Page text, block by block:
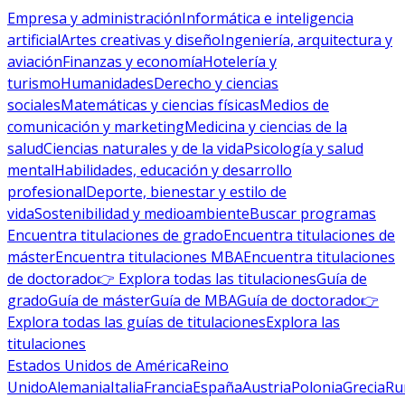
Empresa y administraciónInformática e inteligencia
artificialArtes creativas y diseñoIngeniería, arquitectura y
aviaciónFinanzas y economíaHotelería y
turismoHumanidadesDerecho y ciencias
socialesMatemáticas y ciencias físicasMedios de
comunicación y marketingMedicina y ciencias de la
saludCiencias naturales y de la vidaPsicología y salud
mentalHabilidades, educación y desarrollo
profesionalDeporte, bienestar y estilo de
vidaSostenibilidad y medioambienteBuscar programas
Encuentra titulaciones de gradoEncuentra titulaciones de
másterEncuentra titulaciones MBAEncuentra titulaciones
de doctorado👉 Explora todas las titulacionesGuía de
gradoGuía de másterGuía de MBAGuía de doctorado👉
Explora todas las guías de titulacionesExplora las
titulaciones
Estados Unidos de AméricaReino
UnidoAlemaniaItaliaFranciaEspañaAustriaPoloniaGrecia